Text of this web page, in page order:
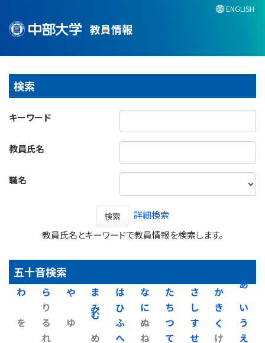
教員情報
ENGLISH
検索
キーワード
教員氏名
職名
検索
詳細検索
教員氏名とキーワードで教員情報を検索します。
五十音検索
あ
い
う
え
か
き
く
け
さ
し
す
せ
た
ち
つ
て
な
に
ぬ
ね
は
ひ
ふ
へ
ま
み
む
め
や
ゆ
ら
り
る
れ
わ
を